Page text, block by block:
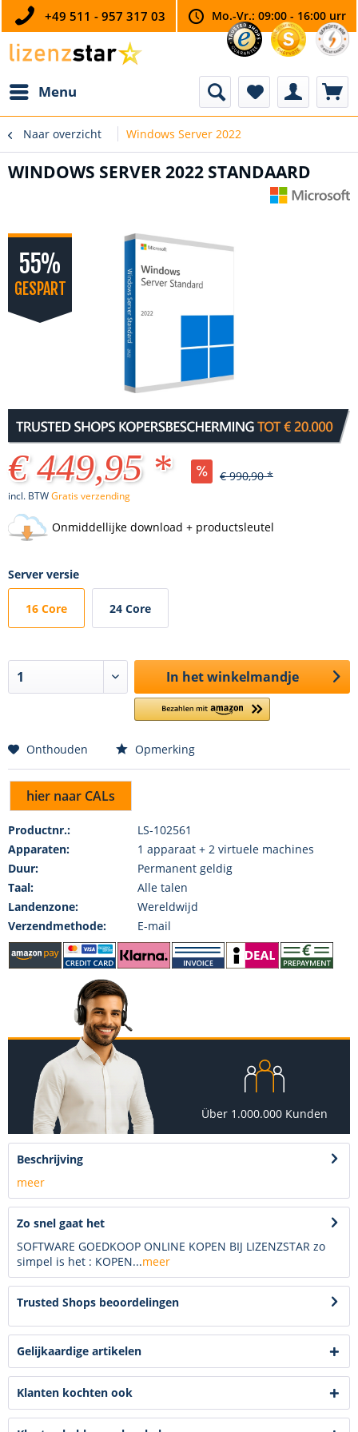
+49 511 - 957 317 03 Mo.-Vr.: 09:00 - 16:00 urr
Menu
Naar overzicht Windows Server 2022
WINDOWS SERVER 2022 STANDAARD
55%
GESPART
€ 449,95 * € 990,90 *
incl. BTWGratis verzending
Onmiddellijke download + productsleutel
Server versie
16 Core 24 Core
In het winkelmandje
Onthouden Opmerking
hier naar CALs
Productnr.:
LS-102561
Apparaten:
1 apparaat + 2 virtuele machines
Duur:
Permanent geldig
Taal:
Alle talen
Landenzone:
Wereldwijd
Verzendmethode:
E-mail
Über 1.000.000 Kunden
Beschrijving
meer
Zo snel gaat het
SOFTWARE GOEDKOOP ONLINE KOPEN BIJ LIZENZSTAR zo
simpel is het : KOPEN...meer
Trusted Shops beoordelingen
Gelijkaardige artikelen
Klanten kochten ook